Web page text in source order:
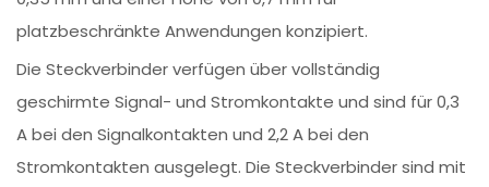
platzbeschränkte Anwendungen konzipiert.
Die Steckverbinder verfügen über vollständig
geschirmte Signal- und Stromkontakte und sind für 0,3
A bei den Signalkontakten und 2,2 A bei den
Stromkontakten ausgelegt. Die Steckverbinder sind mit